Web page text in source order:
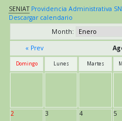
SENIAT Providencia Administrativa
Descargar calendario
Month:
« Prev
Domingo Lunes Martes
2 3 4 5